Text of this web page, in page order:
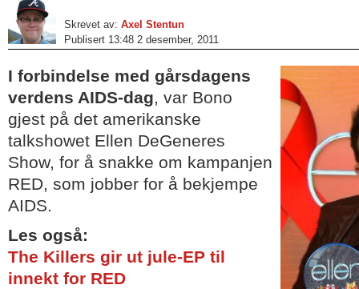
Skrevet av: Axel Stentun
Publisert 13:48 2 desember, 2011
I forbindelse med gårsdagens
verdens AIDS-dag, var Bono
gjest på det amerikanske
talkshowet Ellen DeGeneres
Show, for å snakke om kampanjen
RED, som jobber for å bekjempe
AIDS.
Les også:
The Killers gir ut jule-EP til
innekt for RED